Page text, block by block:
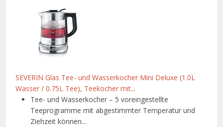
SEVERIN Glas Tee- und Wasserkocher Mini Deluxe (1.0L
Wasser / 0.75L Tee), Teekocher mit...
Tee- und Wasserkocher – 5 voreingestellte
Teeprogramme mit abgestimmter Temperatur und
Ziehzeit können...